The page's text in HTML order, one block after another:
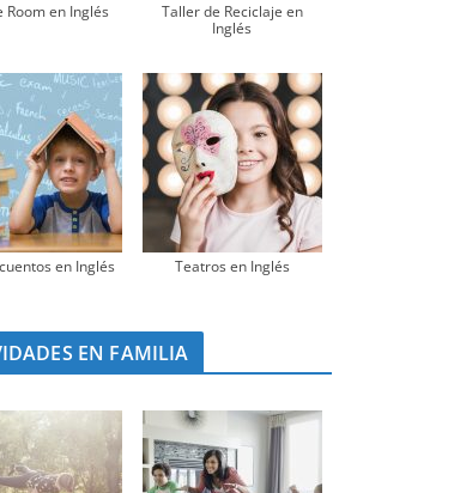
Room en Inglés
Taller de Reciclaje en
Inglés
en Inglés Teatros en Inglés
EN FAMILIA